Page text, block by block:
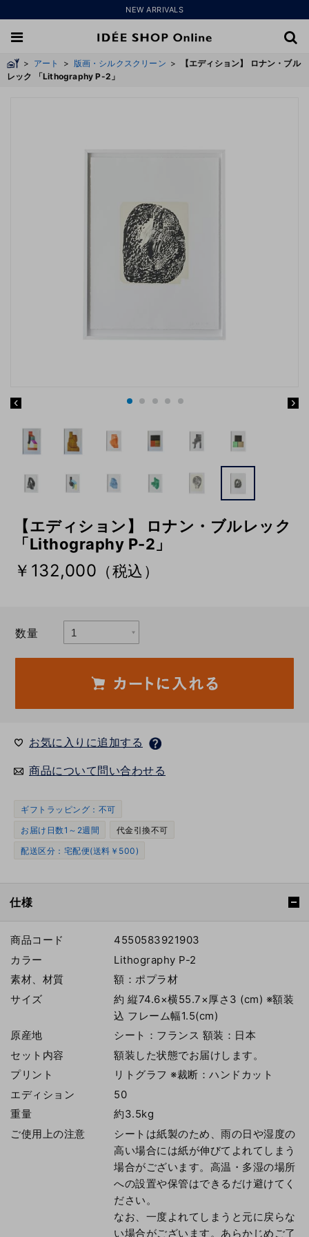
NEW ARRIVALS
> アート > 版画・シルクスクリーン >
【エディション】 ロナン・ブル
レック 「Lithography P-2」
【エディション】 ロナン・ブルレック
「Lithography P-2」
￥132,000 （税込）
数量
お気に入りに追加する
商品について問い合わせる
ギフトラッピング：不可
お届け日数1～2週間
代金引換不可
配送区分：宅配便(送料￥500)
仕様
商品コード
4550583921903
カラー
Lithography P-2
素材、材質
額：ポプラ材
サイズ
約 縦74.6×横55.7×厚さ3 (cm) ※額装
込 フレーム幅1.5(cm)
原産地
シート：フランス 額装：日本
セット内容
額装した状態でお届けします。
プリント
リトグラフ ※裁断：ハンドカット
エディション
50
重量
約3.5kg
ご使用上の注意
シートは紙製のため、雨の日や湿度の
高い場合には紙が伸びてよれてしまう
場合がございます。高温・多湿の場所
への設置や保管はできるだけ避けてく
ださい。
なお、一度よれてしまうと元に戻らな
い場合がございます。あらかじめご了